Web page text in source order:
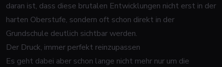
daran ist, dass diese brutalen Entwicklungen nicht erst in der
harten Oberstufe, sondern oft schon direkt in der
Grundschule deutlich sichtbar werden.
Der Druck, immer perfekt reinzupassen
Es geht dabei aber schon lange nicht mehr nur um die